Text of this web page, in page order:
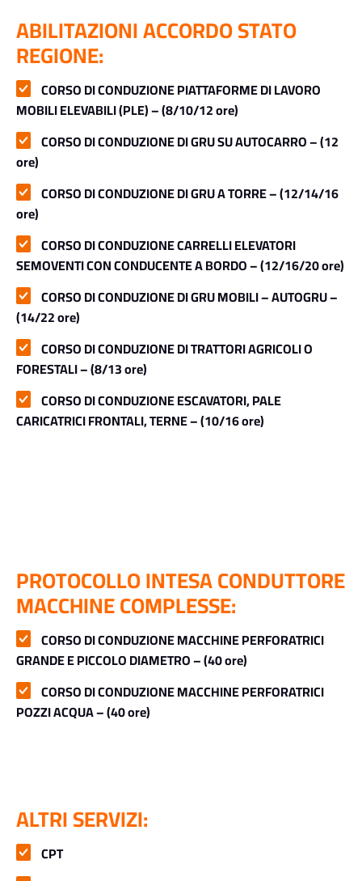
ABILITAZIONI ACCORDO STATO
REGIONE:
CORSO DI CONDUZIONE PIATTAFORME DI LAVORO
MOBILI ELEVABILI (PLE) – (8/10/12 ore)
CORSO DI CONDUZIONE DI GRU SU AUTOCARRO – (12
ore)
CORSO DI CONDUZIONE DI GRU A TORRE – (12/14/16
ore)
CORSO DI CONDUZIONE CARRELLI ELEVATORI
SEMOVENTI CON CONDUCENTE A BORDO – (12/16/20 ore)
CORSO DI CONDUZIONE DI GRU MOBILI – AUTOGRU –
(14/22 ore)
CORSO DI CONDUZIONE DI TRATTORI AGRICOLI O
FORESTALI – (8/13 ore)
CORSO DI CONDUZIONE ESCAVATORI, PALE
CARICATRICI FRONTALI, TERNE – (10/16 ore)
PROTOCOLLO INTESA CONDUTTORE
MACCHINE COMPLESSE:
CORSO DI CONDUZIONE MACCHINE PERFORATRICI
GRANDE E PICCOLO DIAMETRO – (40 ore)
CORSO DI CONDUZIONE MACCHINE PERFORATRICI
POZZI ACQUA – (40 ore)
ALTRI SERVIZI:
CPT